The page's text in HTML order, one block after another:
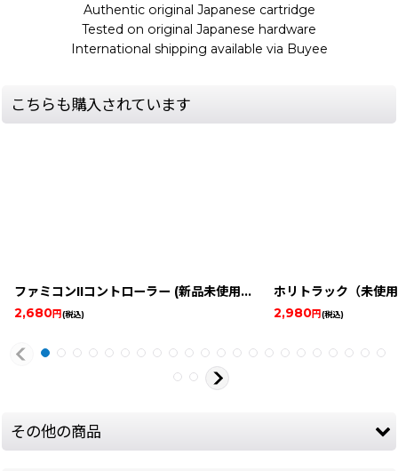
Authentic original Japanese cartridge
Tested on original Japanese hardware
International shipping available via Buyee
こちらも購入されています
ファミコンIIコントローラー (新品未使用品) 1994-controller-
2,680円(税込)
ホリトラック（未使
2,980円(税込)
その他の商品